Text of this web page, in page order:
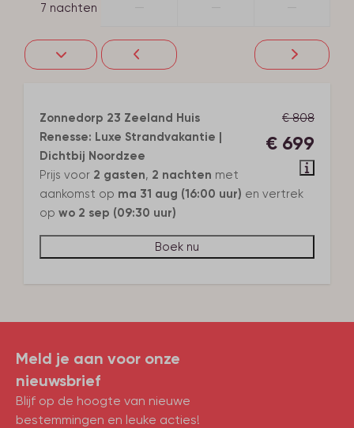
7 nachten
€ 808
€ 699
Zonnedorp 23 Zeeland Huis
Renesse: Luxe Strandvakantie |
Dichtbij Noordzee
Prijs voor 2 gasten, 2 nachten met
aankomst op ma 31 aug (16:00 uur) en vertrek
op wo 2 sep (09:30 uur)
Boek nu
Meld je aan voor onze
nieuwsbrief
Blijf op de hoogte van nieuwe
bestemmingen en leuke acties!